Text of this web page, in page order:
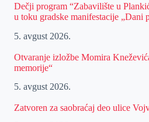
Dečji program “Zabavilište u
u toku gradske manifestacije „Dani
5. avgust 2026.
Otvaranje izložbe Momira
memorije“
5. avgust 2026.
Zatvoren za saobraćaj deo ulice